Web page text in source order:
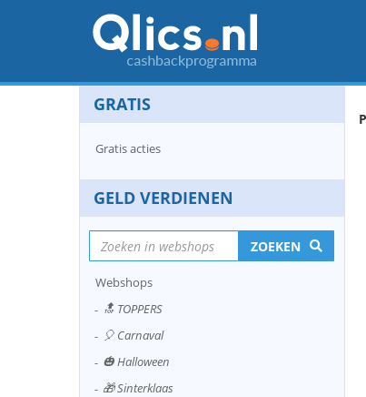
GRATIS
Gratis acties
GELD VERDIENEN
ZOEKEN
Webshops
🔝 TOPPERS
🎈 Carnaval
🎃 Halloween
🎁 Sinterklaas